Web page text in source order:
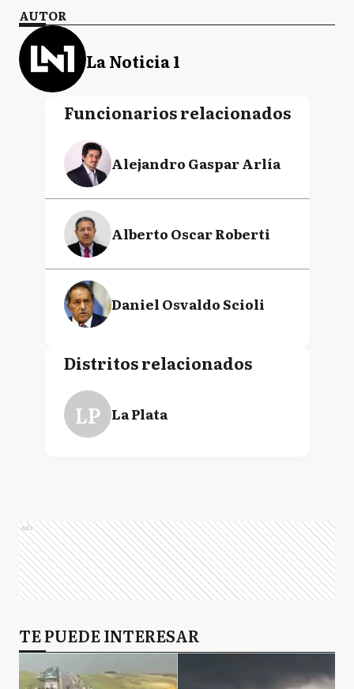
AUTOR
La Noticia 1
Funcionarios relacionados
Alejandro Gaspar Arlía
Alberto Oscar Roberti
Daniel Osvaldo Scioli
Distritos relacionados
LP La Plata
Ads
TE PUEDE INTERESAR